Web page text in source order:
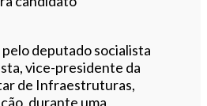
deputado socialista
vice-presidente da
de Infraestruturas,
durante uma